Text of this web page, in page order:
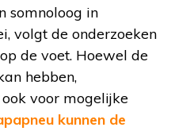
somnoloog in
volgt de onderzoeken
de voet. Hoewel de
hebben,
voor mogelijke
kunnen de